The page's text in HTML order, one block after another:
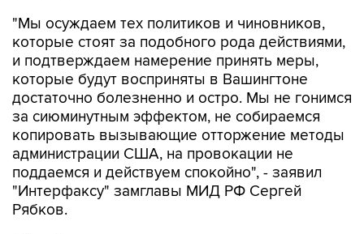
"Мы осуждаем тех политиков и чиновников,
которые стоят за подобного рода действиями,
и подтверждаем намерение принять меры,
которые будут восприняты в Вашингтоне
достаточно болезненно и остро. Мы не гонимся
за сиюминутным эффектом, не собираемся
копировать вызывающие отторжение методы
администрации США, на провокации не
поддаемся и действуем спокойно", - заявил
"Интерфаксу" замглавы МИД РФ Сергей
Рябков.